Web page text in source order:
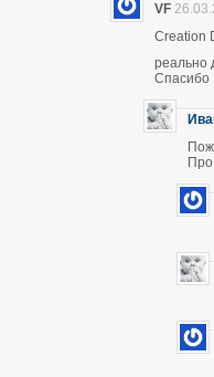
VF
Creation
реально
Спасибо